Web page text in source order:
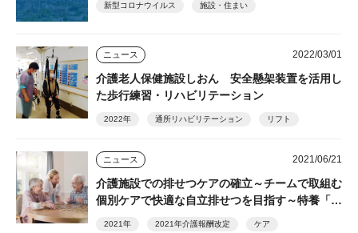
新型コロナウイルス 施設・住まい
ニュース 2022/03/01
介護老人保健施設しおん 安全懸架装置を活用し
た歩行練習・リハビリテーション
2022年 通所リハビリテーション リフト
ニュース 2021/06/21
介護施設での排せつケアの確立～チームで取組む
個別ケアで快適な自立排せつを目指す～特養「味
酒野ていれぎ荘」×ユニ・チャーム メンリッケ
2021年 2021年介護報酬改定 ケア